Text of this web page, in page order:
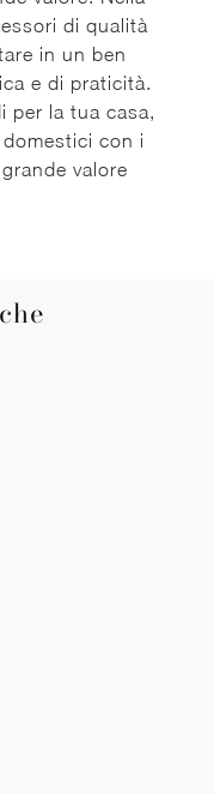
di qualità
in un ben
e di praticità.
per la tua casa,
con i
valore